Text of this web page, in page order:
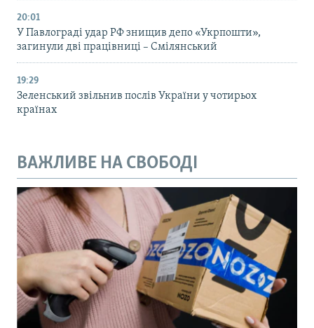
20:01
У Павлограді удар РФ знищив депо «Укрпошти»,
загинули дві працівниці – Смілянський
19:29
Зеленський звільнив послів України у чотирьох
країнах
ВАЖЛИВЕ НА СВОБОДІ